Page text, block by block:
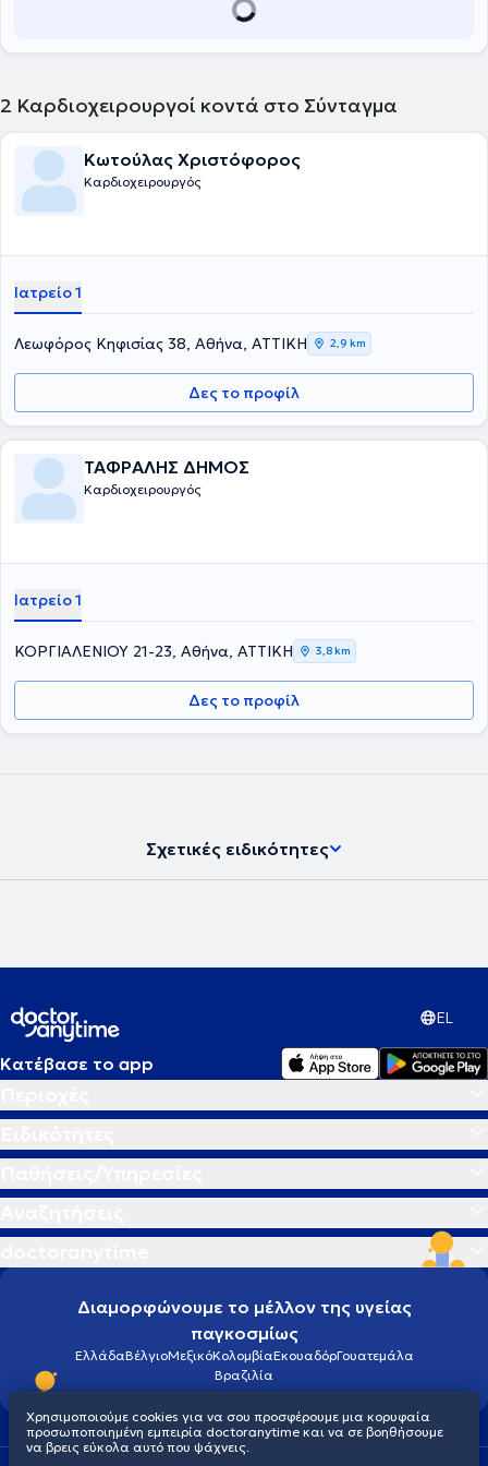
2 Καρδιοχειρουργοί κοντά στο Σύνταγμα
Κωτούλας Χριστόφορος
Καρδιοχειρουργός
Ιατρείο 1
Λεωφόρος Κηφισίας 38, Αθήνα, ΑΤΤΙΚΗ 2,9 km
Δες το προφίλ
ΤΑΦΡΑΛΗΣ ΔΗΜΟΣ
Καρδιοχειρουργός
Ιατρείο 1
ΚΟΡΓΙΑΛΕΝΙΟΥ 21-23, Αθήνα, ΑΤΤΙΚΗ 3,8 km
Δες το προφίλ
Σχετικές ειδικότητες
EL
Κατέβασε το app
Διαμορφώνουμε το μέλλον της υγείας
παγκοσμίως
ΕλλάδαΒέλγιοΜεξικόΚολομβίαΕκουαδόρΓουατεμάλα
Βραζιλία
Χρησιμοποιούμε cookies για να σου προσφέρουμε μια κορυφαία
προσωποποιημένη εμπειρία doctoranytime και να σε βοηθήσουμε
να βρεις εύκολα αυτό που ψάχνεις.